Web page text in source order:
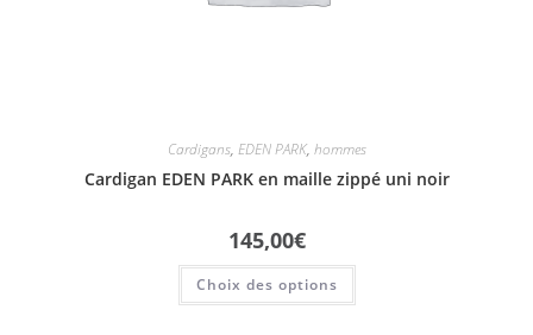
Cardigans, EDEN PARK, hommes
Cardigan EDEN PARK en maille zippé uni noir
145,00€
Choix des options